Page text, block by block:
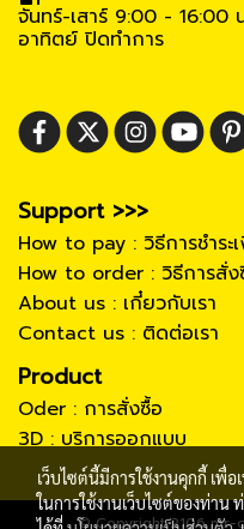
จันทร์-เสาร์ 9:00 - 16:00
อาทิตย์ ปิดทำการ
Support >>>
How to pay : วิธีการชำระ
How to order : วิธีการสั่ง
About us : เกี๋ยวกับเรา
Contact us : ติดต่อเรา
Product
Oder : การสั่งซื้อ
3D : บริการออกแบบ
© Copyright 2106 mr-
เว็บไซต์นี้มีการใช้งานคุกกี้ เ
ในการใช้งานเว็บไซต์ของท่าน